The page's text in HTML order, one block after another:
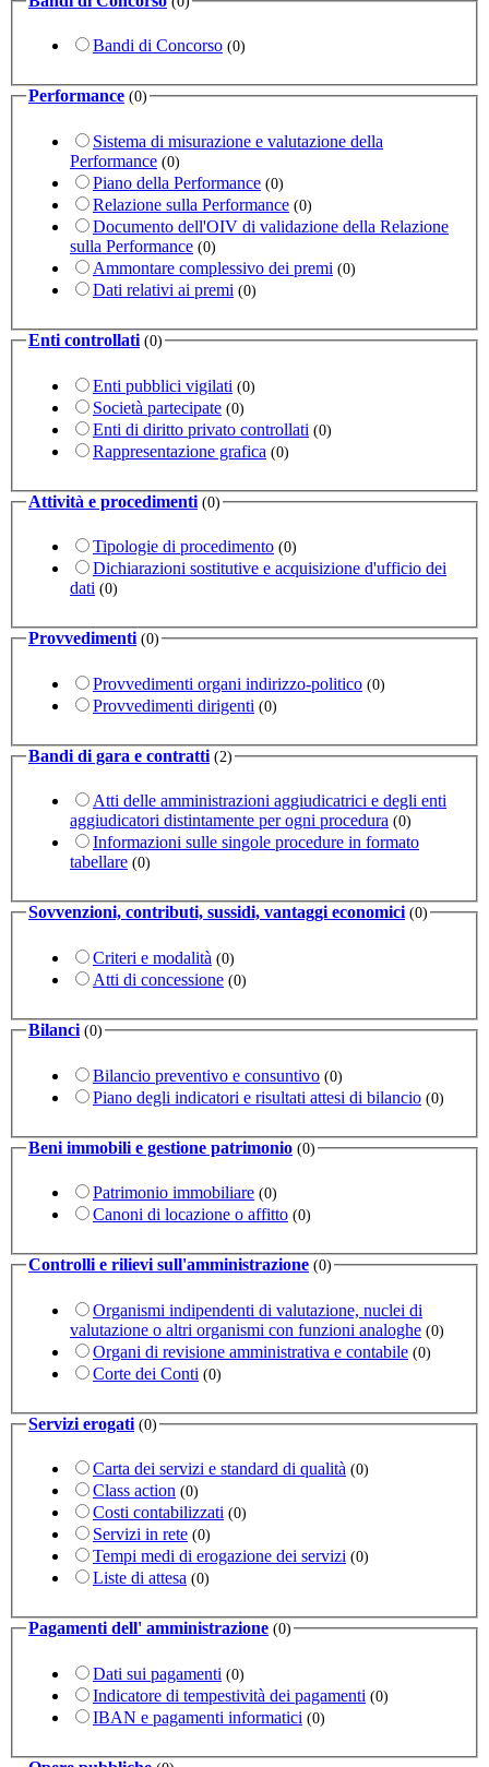
Bandi di Concorso (0)
Performance (0)
Sistema di misurazione e valutazione della
Performance (0)
Piano della Performance (0)
Relazione sulla Performance (0)
Documento dell'OIV di validazione della Relazione
sulla Performance (0)
Ammontare complessivo dei premi (0)
Dati relativi ai premi (0)
Enti controllati (0)
Enti pubblici vigilati (0)
Società partecipate (0)
Enti di diritto privato controllati (0)
Rappresentazione grafica (0)
Attività e procedimenti (0)
Tipologie di procedimento (0)
Dichiarazioni sostitutive e acquisizione d'ufficio dei
dati (0)
Provvedimenti (0)
Provvedimenti organi indirizzo-politico (0)
Provvedimenti dirigenti (0)
Bandi di gara e contratti (2)
Atti delle amministrazioni aggiudicatrici e degli enti
aggiudicatori distintamente per ogni procedura (0)
Informazioni sulle singole procedure in formato
tabellare (0)
Sovvenzioni, contributi, sussidi, vantaggi economici (0)
Criteri e modalità (0)
Atti di concessione (0)
Bilanci (0)
Bilancio preventivo e consuntivo (0)
Piano degli indicatori e risultati attesi di bilancio (0)
Beni immobili e gestione patrimonio (0)
Patrimonio immobiliare (0)
Canoni di locazione o affitto (0)
Controlli e rilievi sull'amministrazione (0)
Organismi indipendenti di valutazione, nuclei di
valutazione o altri organismi con funzioni analoghe (0)
Organi di revisione amministrativa e contabile (0)
Corte dei Conti (0)
Servizi erogati (0)
Carta dei servizi e standard di qualità (0)
Class action (0)
Costi contabilizzati (0)
Servizi in rete (0)
Tempi medi di erogazione dei servizi (0)
Liste di attesa (0)
Pagamenti dell' amministrazione (0)
Dati sui pagamenti (0)
Indicatore di tempestività dei pagamenti (0)
IBAN e pagamenti informatici (0)